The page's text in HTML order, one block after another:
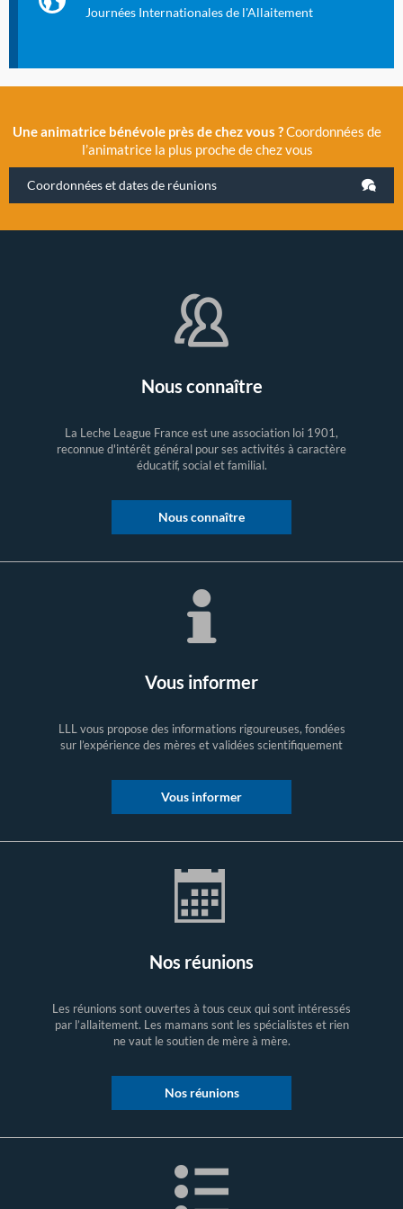
Journées Internationales de l'Allaitement
évènement exceptionnel organisé par LLL France.
Une animatrice bénévole près de chez vous ?Coordonnées de
l’animatrice la plus proche de chez vous
Coordonnées et dates de réunions
Nous connaître
La Leche League France est une association loi 1901,
reconnue d'intérêt général pour ses activités à caractère
éducatif, social et familial.
Nous connaître
Vous informer
LLL vous propose des informations rigoureuses, fondées
sur l’expérience des mères et validées scientifiquement
Vous informer
Nos réunions
Les réunions sont ouvertes à tous ceux qui sont intéressés
par l’allaitement. Les mamans sont les spécialistes et rien
ne vaut le soutien de mère à mère.
Nos réunions